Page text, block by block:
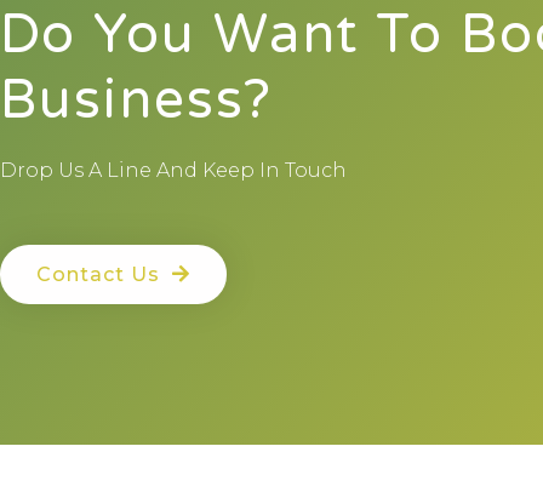
Do You Want To
Business?
Drop Us A Line And Keep In Touch
Contact Us